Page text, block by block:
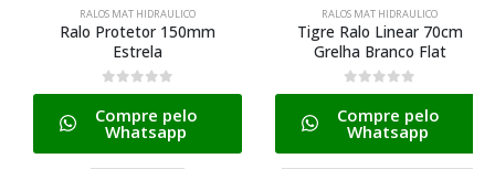
RALOS MAT HIDRAULICO
Ralo Protetor 150mm
Estrela
0de 5
Compre pelo
Whatsapp
RALOS MAT HIDRAULICO
Tigre Ralo Linear 70cm
Grelha Branco Flat
0de 5
Compre pelo
Whatsapp